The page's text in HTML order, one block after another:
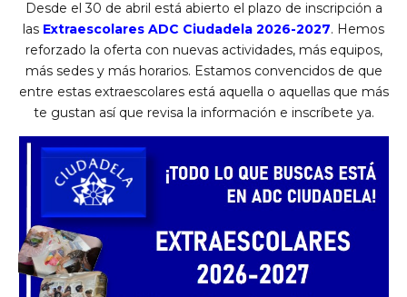
Desde el 30 de abril está abierto el plazo de inscripción a
las Extraescolares ADC Ciudadela 2026-2027. Hemos
reforzado la oferta con nuevas actividades, más equipos,
más sedes y más horarios. Estamos convencidos de que
entre estas extraescolares está aquella o aquellas que más
te gustan así que revisa la información e inscríbete ya.